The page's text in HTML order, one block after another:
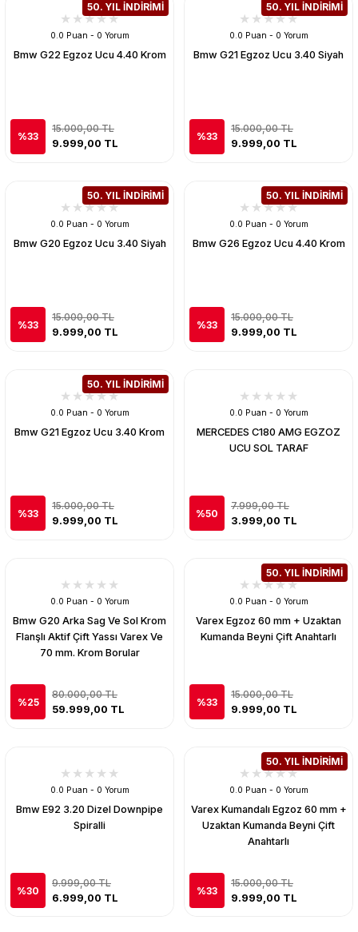
50. YIL İNDİRİMİ
0.0 Puan - 0 Yorum
Bmw G22 Egzoz Ucu 4.40 Krom
%33
15.000,00 TL
9.999,00 TL
50. YIL İNDİRİMİ
0.0 Puan - 0 Yorum
Bmw G21 Egzoz Ucu 3.40 Siyah
%33
15.000,00 TL
9.999,00 TL
50. YIL İNDİRİMİ
0.0 Puan - 0 Yorum
Bmw G20 Egzoz Ucu 3.40 Siyah
%33
15.000,00 TL
9.999,00 TL
50. YIL İNDİRİMİ
0.0 Puan - 0 Yorum
Bmw G26 Egzoz Ucu 4.40 Krom
%33
15.000,00 TL
9.999,00 TL
50. YIL İNDİRİMİ
0.0 Puan - 0 Yorum
Bmw G21 Egzoz Ucu 3.40 Krom
%33
15.000,00 TL
9.999,00 TL
0.0 Puan - 0 Yorum
MERCEDES C180 AMG EGZOZ
UCU SOL TARAF
%50
7.999,00 TL
3.999,00 TL
0.0 Puan - 0 Yorum
Bmw G20 Arka Sag Ve Sol Krom
Flanşlı Aktif Çift Yassı Varex Ve
70 mm. Krom Borular
%25
80.000,00 TL
59.999,00 TL
50. YIL İNDİRİMİ
0.0 Puan - 0 Yorum
Varex Egzoz 60 mm + Uzaktan
Kumanda Beyni Çift Anahtarlı
%33
15.000,00 TL
9.999,00 TL
0.0 Puan - 0 Yorum
Bmw E92 3.20 Dizel Downpipe
Spiralli
%30
9.999,00 TL
6.999,00 TL
50. YIL İNDİRİMİ
0.0 Puan - 0 Yorum
Varex Kumandalı Egzoz 60 mm +
Uzaktan Kumanda Beyni Çift
Anahtarlı
%33
15.000,00 TL
9.999,00 TL